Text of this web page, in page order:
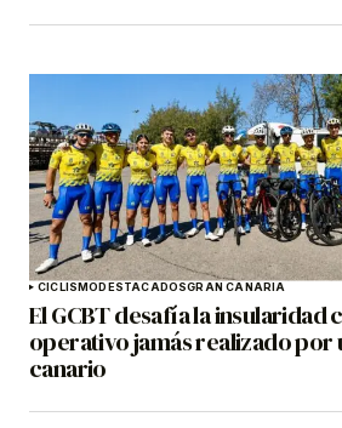
CICLISMODESTACADOSGRAN CANARIA
El GCBT desafía la
operativo jamás realizado por
canario